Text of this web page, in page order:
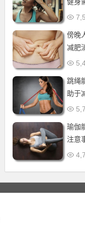
傍晚
减肥
跳绳
助于
瑜伽
注意